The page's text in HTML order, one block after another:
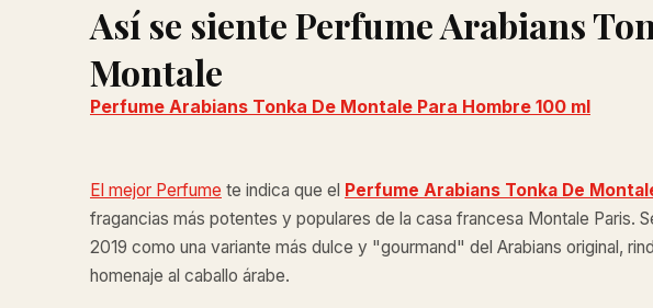
Así se siente Perfume Arabians
Montale
Perfume Arabians Tonka De Montale Para Hombre 100 ml
El mejor Perfume te indica que el Perfume Arabians Tonka De
fragancias más potentes y populares de la casa francesa Montale Paris.
2019 como una variante más dulce y "gourmand" del Arabians original,
homenaje al caballo árabe.